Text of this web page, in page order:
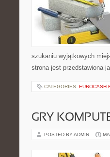
szukaniu wyjątkowych
strona jest przedstawiona
CATEGORIES: EUROCASH
GRY
POSTED BY ADMIN